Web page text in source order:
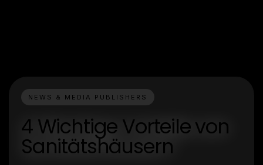
NEWS & MEDIA PUBLISHERS
4 Wichtige Vorteile von
Sanitätshäusern